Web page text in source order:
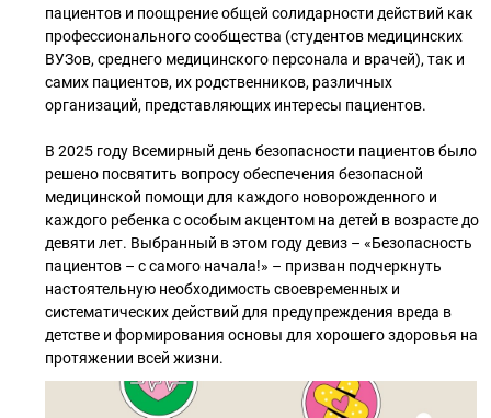
пациентов и поощрение общей солидарности действий как
профессионального сообщества (студентов медицинских
ВУЗов, среднего медицинского персонала и врачей), так и
самих пациентов, их родственников, различных
организаций, представляющих интересы пациентов.
В 2025 году Всемирный день безопасности пациентов было
решено посвятить вопросу обеспечения безопасной
медицинской помощи для каждого новорожденного и
каждого ребенка с особым акцентом на детей в возрасте до
девяти лет. Выбранный в этом году девиз – «Безопасность
пациентов – с самого начала!» – призван подчеркнуть
настоятельную необходимость своевременных и
систематических действий для предупреждения вреда в
детстве и формирования основы для хорошего здоровья на
протяжении всей жизни.